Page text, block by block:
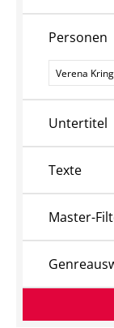
Personen
Personen
Untertitel
Texte
Master-